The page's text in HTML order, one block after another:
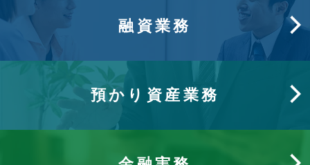
融資業務
預かり資産業務